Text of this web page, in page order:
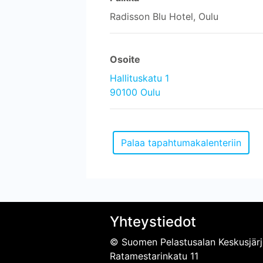
Radisson Blu Hotel, Oulu
Osoite
Hallituskatu 1
90100 Oulu
Yhteystiedot
© Suomen Pelastusalan
Ratamestarinkatu 11